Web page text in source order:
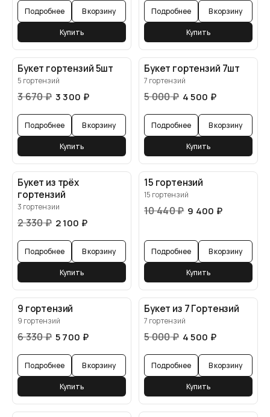
Подробнее В корзину
Купить
Подробнее В корзину
Купить
Букет гортензий 5шт
5 гортензий
3 670₽ 3 300 ₽
Подробнее В корзину
Купить
Букет гортензий 7шт
7 гортензий
5 000₽ 4 500 ₽
Подробнее В корзину
Купить
Букет из трёх
гортензий
3 гортензии
2 330₽ 2 100 ₽
Подробнее В корзину
Купить
15 гортензий
15 гортензий
10 440₽ 9 400 ₽
Подробнее В корзину
Купить
9 гортензий
9 гортензий
6 330₽ 5 700 ₽
Подробнее В корзину
Купить
Букет из 7 Гортензий
7 гортензий
5 000₽ 4 500 ₽
Подробнее В корзину
Купить